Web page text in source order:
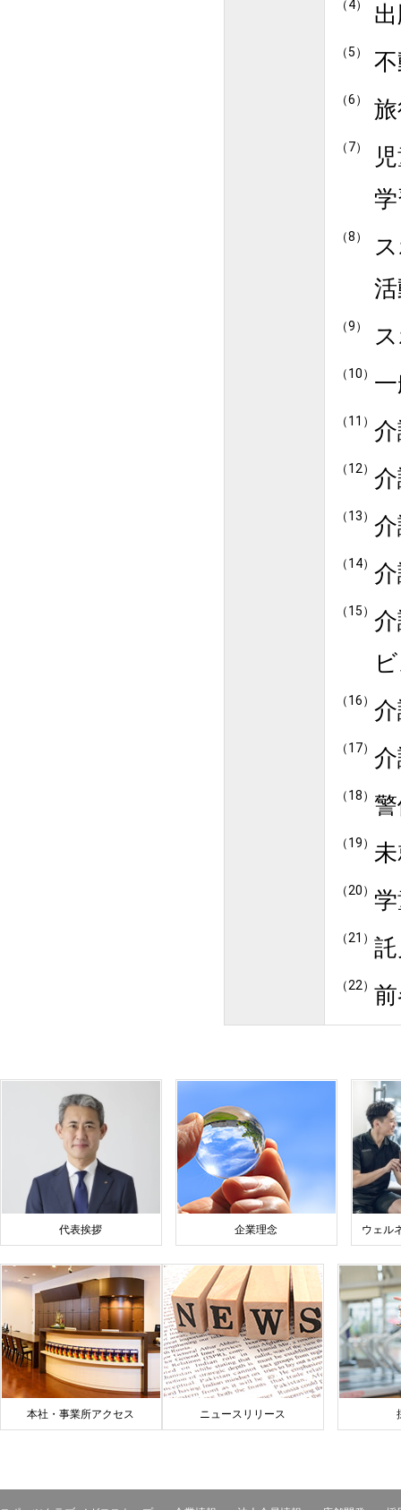
代表挨拶 企業理念 ウェル
本社・事業所アクセス ニュースリリース